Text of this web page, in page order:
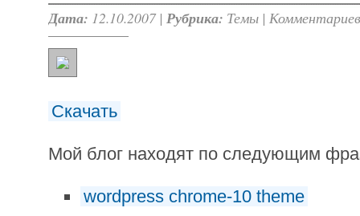
Дата: 12.10.2007 | Рубрика: Темы |
Скачать
Мой блог находят по следующим
wordpress chrome-10 theme